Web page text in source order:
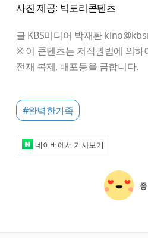
사진 제공: 빅토리콘텐츠
글 KBS미디어 박재환
※ 이 콘텐츠는 저작권법에 의하
전재 복제, 배포등을 금합니다.
#완벽한가족
네이버에서 기사보기